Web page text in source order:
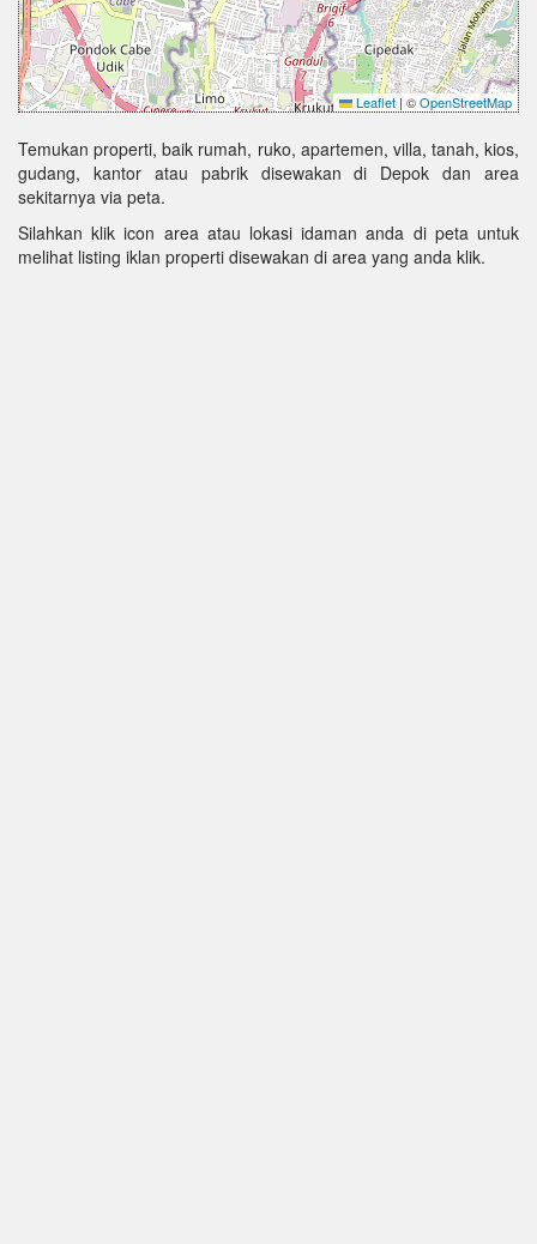
Leaflet | ©OpenStreetMap
Temukan properti, baik rumah, ruko, apartemen, villa, tanah, kios,
gudang, kantor atau pabrik disewakan di Depok dan area
sekitarnya via peta.
Silahkan klik icon area atau lokasi idaman anda di peta untuk
melihat listing iklan properti disewakan di area yang anda klik.